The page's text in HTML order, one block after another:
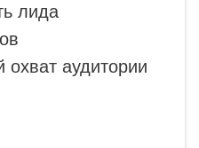
лида
аудитории